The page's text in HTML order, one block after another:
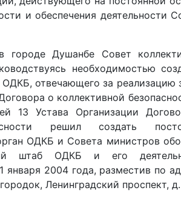
и обеспечения деятельности
Душанбе Совет
необходимостью
ОДКБ, отвечающего за реализацию
о коллективной
13 Устава Организации
решил создать
ОДКБ и Совета министров
штаб ОДКБ и его
января 2004 года, разместив по
Ленинградский проспект, д.